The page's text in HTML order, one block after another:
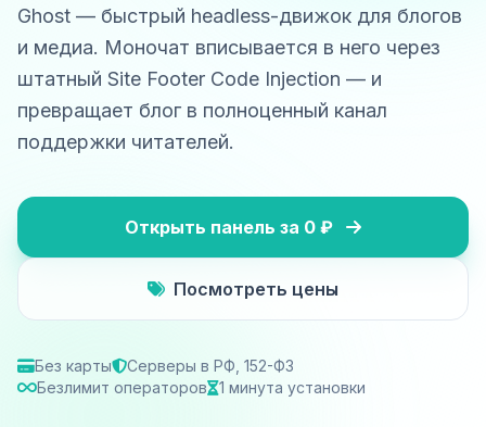
Ghost — быстрый headless-движок для блогов
и медиа. Моночат вписывается в него через
штатный Site Footer Code Injection — и
превращает блог в полноценный канал
поддержки читателей.
Открыть панель за 0 ₽
Посмотреть цены
Без карты
Серверы в РФ, 152-ФЗ
Безлимит операторов
1 минута установки